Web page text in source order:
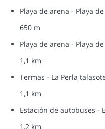
Playa de arena - Playa
650 m
Playa de arena - Playa
1,1 km
Termas - La Perla
1,1 km
Estación de autobuses -
1,2 km